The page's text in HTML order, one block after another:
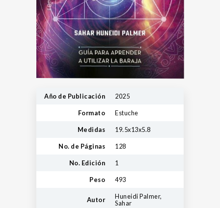
Año de Publicación 2025
Formato Estuche
Medidas 19.5x13x5.8
No. de Páginas 128
No. Edición 1
Peso 493
Autor
Huneidi Palmer,
Sahar